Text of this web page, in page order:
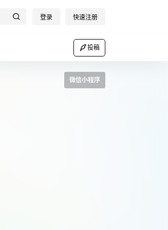
登录 快速注册
投稿
微信小程序